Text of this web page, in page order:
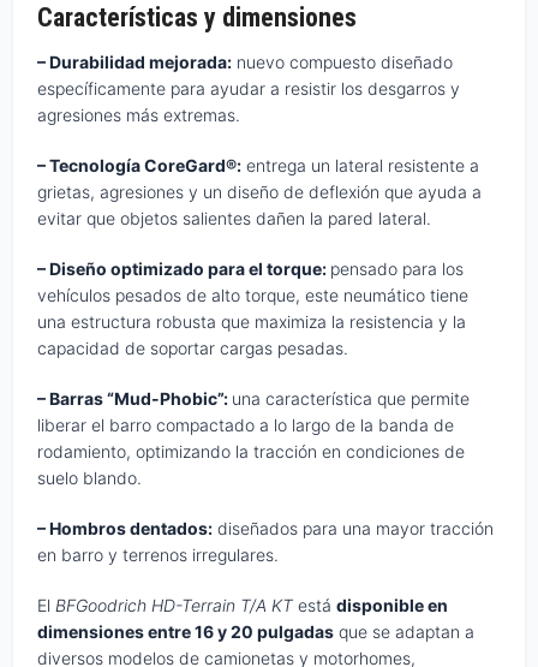
Características y dimensiones
– Durabilidad mejorada: nuevo compuesto diseñado
específicamente para ayudar a resistir los desgarros y
agresiones más extremas.
– Tecnología CoreGard®: entrega un lateral resistente a
grietas, agresiones y un diseño de deflexión que ayuda a
evitar que objetos salientes dañen la pared lateral.
– Diseño optimizado para el torque: pensado para los
vehículos pesados de alto torque, este neumático tiene
una estructura robusta que maximiza la resistencia y la
capacidad de soportar cargas pesadas.
– Barras “Mud-Phobic”: una característica que permite
liberar el barro compactado a lo largo de la banda de
rodamiento, optimizando la tracción en condiciones de
suelo blando.
– Hombros dentados: diseñados para una mayor tracción
en barro y terrenos irregulares.
El BFGoodrich HD-Terrain T/A KTestádisponible en
dimensiones entre 16 y 20 pulgadas que se adaptan a
diversos modelos de camionetas y motorhomes,